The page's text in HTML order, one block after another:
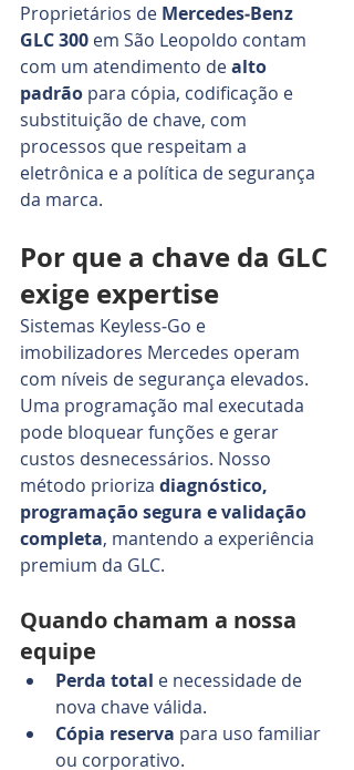
Proprietários de Mercedes‑Benz
GLC 300 em São Leopoldo contam
com um atendimento de alto
padrão para cópia, codificação e
substituição de chave, com
processos que respeitam a
eletrônica e a política de segurança
da marca.
Por que a chave da GLC
exige expertise
Sistemas Keyless‑Go e
imobilizadores Mercedes operam
com níveis de segurança elevados.
Uma programação mal executada
pode bloquear funções e gerar
custos desnecessários. Nosso
método prioriza diagnóstico,
programação segura e validação
completa, mantendo a experiência
premium da GLC.
Quando chamam a nossa
equipe
Perda total e necessidade de
nova chave válida.
Cópia reserva para uso familiar
ou corporativo.